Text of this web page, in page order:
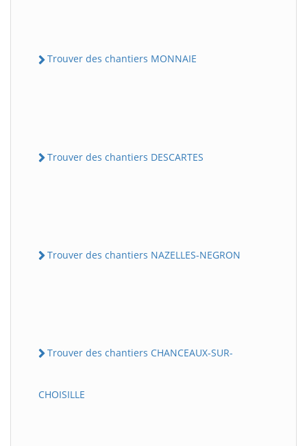
Trouver des chantiers MONNAIE
Trouver des chantiers DESCARTES
Trouver des chantiers NAZELLES-NEGRON
Trouver des chantiers CHANCEAUX-SUR-
CHOISILLE